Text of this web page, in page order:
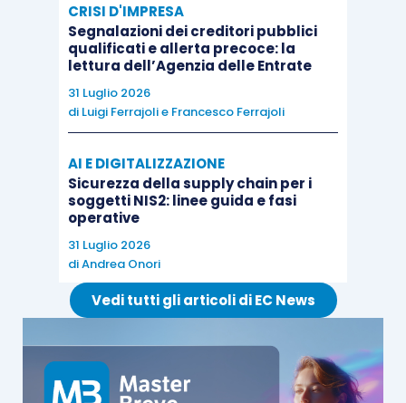
dellaproduzione o lo scambio di beni o servizi
A supporto di quanto appena esposto la Corte di
Cassazione ha richiamato anche l’
più recente codice della crisi
D.Lgs. 14/2019
adottare unassetto organizzativo adeguato,
sensi dell’articolo 2086 cod. civ.,ai fini della
tempestiva rilevazione della crisi
pianificazione aziendale
prescindere dalla previsione di un piano
strategico alternativo a quello principale
esclusivamente imputabile all’organo gestorio,
ragion per cuinon può parlarsi di situazione
CRISI D'IMPRESA
Segnalazioni dei creditori pubblici
qualificati e allerta precoce: la
lettura dell’Agenzia delle Entrate
31 Luglio 2026
di Luigi Ferrajolie Francesco Ferrajoli
AI E DIGITALIZZAZIONE
Sicurezza della supply chain per i
soggetti NIS2: linee guida e fasi
operative
31 Luglio 2026
diAndrea Onori
Vedi tutti gli articoli di EC News